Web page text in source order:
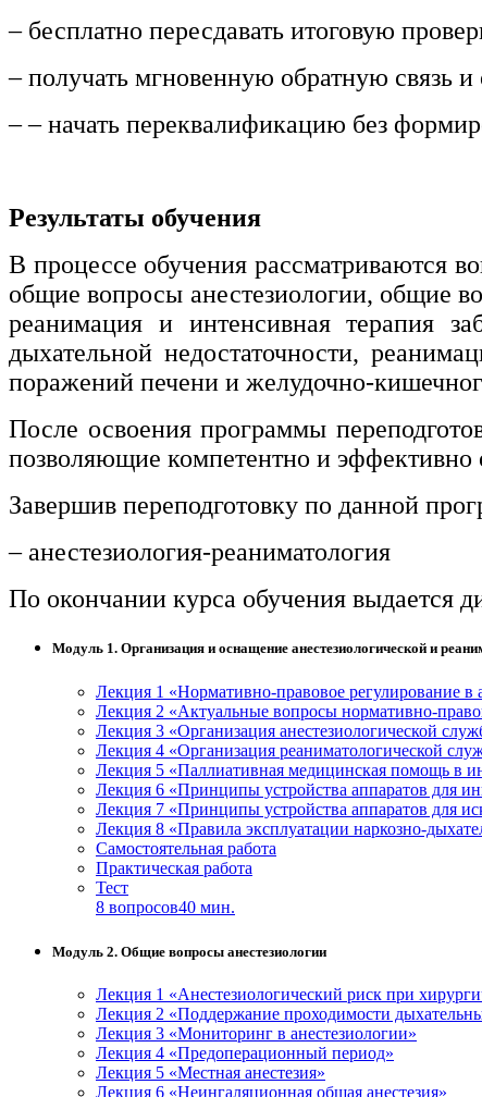
– бесплатно пересдавать итоговую
– получать мгновенную обратную связь и
– – начать переквалификацию без
Результаты обучения
В процессе обучения рассматриваются
общие вопросы анестезиологии, общие
реанимация и интенсивная терапия
дыхательной недостаточности,
поражений печени и желудочно-
После освоения программы
позволяющие компетентно и
Завершив переподготовку по данной
– анестезиология-реаниматология
По окончании курса обучения выдается
Модуль 1. Организация и оснащение анестезиологической и
Лекция 1 «Нормативно-правовое регулирование в
Лекция 2 «Актуальные вопросы нормативно-
Лекция 3 «Организация анестезиологической
Лекция 4 «Организация реаниматологической
Лекция 5 «Паллиативная медицинская помощь в
Лекция 6 «Принципы устройства аппаратов для
Лекция 7 «Принципы устройства аппаратов для
Лекция 8 «Правила эксплуатации наркозно-
Самостоятельная работа
Практическая работа
Тест
8 вопросов40 мин.
Модуль 2. Общие вопросы анестезиологии
Лекция 1 «Анестезиологический риск при
Лекция 2 «Поддержание проходимости
Лекция 3 «Мониторинг в анестезиологии»
Лекция 4 «Предоперационный период»
Лекция 5 «Местная анестезия»
Лекция 6 «Неингаляционная общая анестезия»